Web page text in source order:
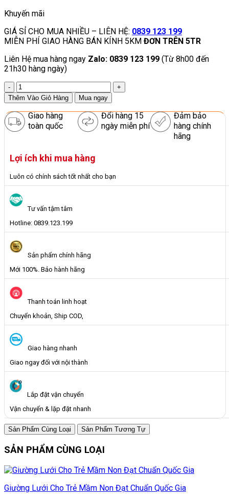
Khuyến mãi
GIÁ SỈ CHO MUA NHIỀU – LIÊN HỆ: 0839 123 199
MIỄN PHÍ GIAO HÀNG BÁN KÍNH 5KM ĐƠN TRÊN 5TR
Liên Hệ mua hàng ngay Zalo: 0839 123 199 (Từ 8h00 đến
21h30 hàng ngày)
Giường
Búp
Bê
Bằng
Gỗ
Tự
Bé
Chơi
Nhập
Vai
số
lượng
Thêm Vào Giỏ Hàng Mua ngay
Giao hàng
toàn quốc
Đổi hàng 15
ngày miễn phí
Đảm bảo
hàng chính
hãng
Lợi ích khi mua hàng
Luôn có chính sách tốt nhất cho bạn
Tư vấn tậm tâm
Hotline: 0839.123.199
Sản phẩm chính hãng
Mới 100%. Bảo hành hãng
Thanh toán linh hoạt
Chuyển khoản, Ship COD,
Giao hàng nhanh
Giao ngay đối với nội thành
Lắp đặt vận chuyển
Vận chuyển & lặp đặt nhanh
Sản Phẩm Cùng Loại Sản Phẩm Tương Tự
SẢN PHẨM CÙNG LOẠI
Giường Lưới Cho Trẻ Mầm Non Đạt Chuẩn Quốc Gia